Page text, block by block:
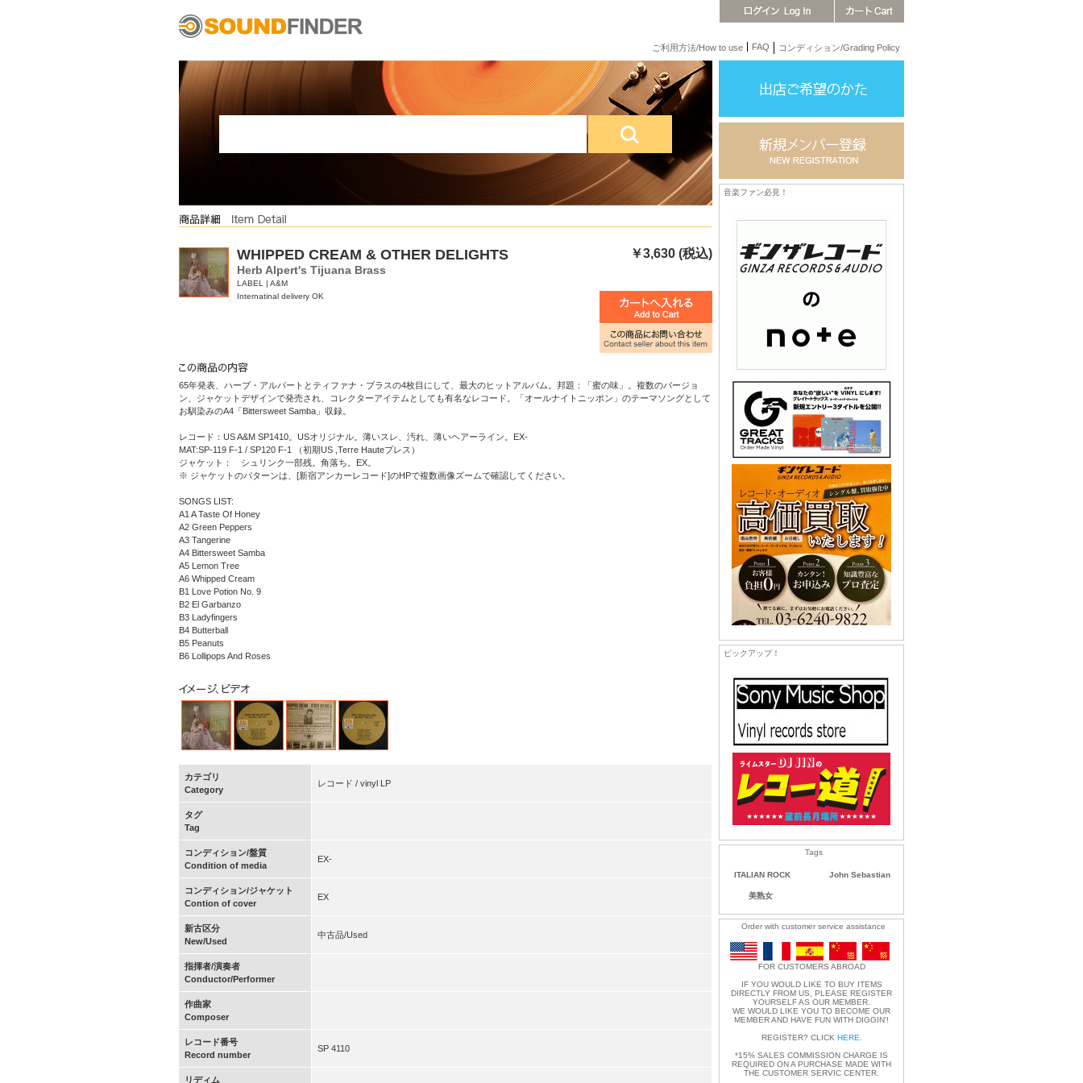
ご利用方法/How to use FAQ コンディション/Grading Policy
WHIPPED CREAM & OTHER DELIGHTS ￥3,630 (税込)
Herb Alpert's Tijuana Brass
LABEL | A&M
Internatinal delivery OK
65年発表、ハーブ・アルパートとティファナ・ブラスの4枚目にして、最大のヒットアルバム。邦題：「蜜の味」。複数のバージョ
ン、ジャケットデザインで発売され、コレクターアイテムとしても有名なレコード。「オールナイトニッポン」のテーマソングとして
お馴染みのA4「Bittersweet Samba」収録。
レコード：US A&M SP1410。USオリジナル。薄いスレ、汚れ、薄いヘアーライン。EX-
MAT:SP-119 F-1 / SP120 F-1 （初期US ,Terre Hauteプレス）
ジャケット： シュリンク一部残。角落ち。EX。
※ ジャケットのパターンは、[新宿アンカーレコード]のHPで複数画像ズームで確認してください。
SONGS LIST:
A1 A Taste Of Honey
A2 Green Peppers
A3 Tangerine
A4 Bittersweet Samba
A5 Lemon Tree
A6 Whipped Cream
B1 Love Potion No. 9
B2 El Garbanzo
B3 Ladyfingers
B4 Butterball
B5 Peanuts
B6 Lollipops And Roses
カテゴリ
Category
レコード / vinyl LP
タグ
Tag
コンディション/盤質
Condition of media
EX-
コンディション/ジャケット
Contion of cover
EX
新古区分
New/Used
中古品/Used
指揮者/演奏者
Conductor/Performer
作曲家
Composer
レコード番号
Record number
SP 4110
リディム
音楽ファン必見！
ピックアップ！
Tags
ITALIAN ROCK John Sebastian
美熟女
Order with customer service assistance
FOR CUSTOMERS ABROAD
IF YOU WOULD LIKE TO BUY ITEMS
DIRECTLY FROM US, PLEASE REGISTER
YOURSELF AS OUR MEMBER.
WE WOULD LIKE YOU TO BECOME OUR
MEMBER AND HAVE FUN WITH DIGGIN'!
REGISTER? CLICK HERE
*15% SALES COMMISSION CHARGE IS
REQUIRED ON A PURCHASE MADE WITH
THE CUSTOMER SERVIC CENTER.